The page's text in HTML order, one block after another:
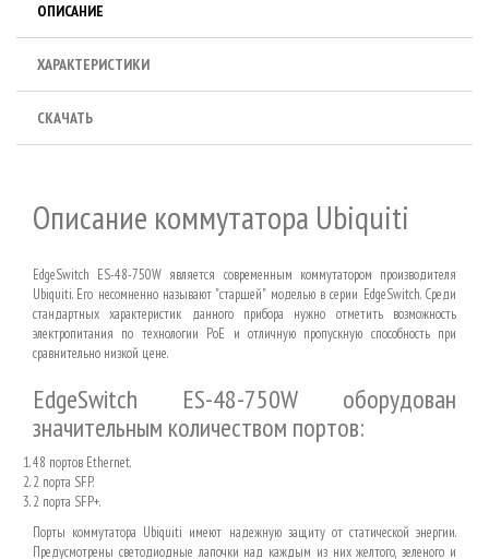
ОПИСАНИЕ
ХАРАКТЕРИСТИКИ
СКАЧАТЬ
Описание коммутатора Ubiquiti
EdgeSwitch ES-48-750W является современным коммутатором производителя
Ubiquiti. Его несомненно называют "старшей" моделью в серии EdgeSwitch. Среди
стандартных характеристик данного прибора нужно отметить возможность
электропитания по технологии PoE и отличную пропускную способность при
сравнительно низкой цене.
EdgeSwitch ES-48-750W оборудован
значительным количеством портов:
48 портов Ethernet.
2 порта SFP.
2 порта SFP+.
Порты коммутатора Ubiquiti имеют надежную защиту от статической энергии.
Предусмотрены светодиодные лапочки над каждым из них желтого, зеленого и